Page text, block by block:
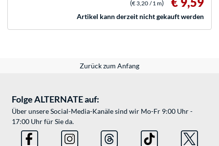
(€ 3,20 / 1 m)
Artikel kann derzeit nicht gekauft werden
Zurück zum Anfang
Folge ALTERNATE auf:
Über unsere Social-Media-Kanäle sind wir Mo-Fr 9:00 Uhr -
17:00 Uhr für Sie da.